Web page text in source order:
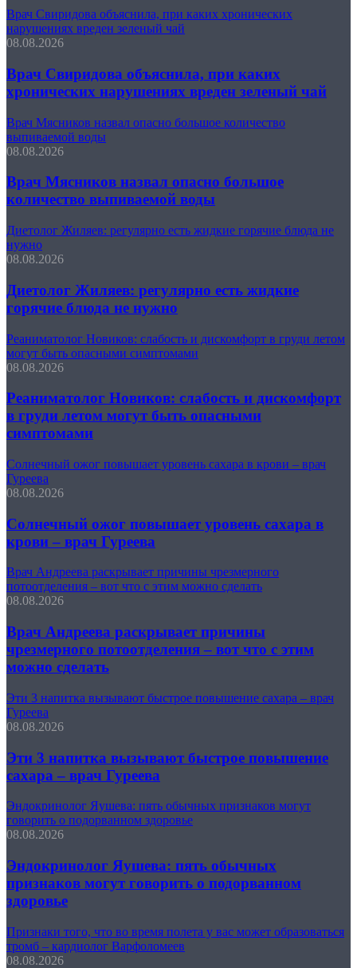
Врач Свиридова объяснила, при каких хронических
нарушениях вреден зеленый чай
08.08.2026
Врач Свиридова объяснила, при каких
хронических нарушениях вреден зеленый чай
Врач Мясников назвал опасно большое количество
выпиваемой воды
08.08.2026
Врач Мясников назвал опасно большое
количество выпиваемой воды
Диетолог Жиляев: регулярно есть жидкие горячие блюда не
нужно
08.08.2026
Диетолог Жиляев: регулярно есть жидкие
горячие блюда не нужно
Реаниматолог Новиков: слабость и дискомфорт в груди летом
могут быть опасными симптомами
08.08.2026
Реаниматолог Новиков: слабость и дискомфорт
в груди летом могут быть опасными
симптомами
Солнечный ожог повышает уровень сахара в крови – врач
Гуреева
08.08.2026
Солнечный ожог повышает уровень сахара в
крови – врач Гуреева
Врач Андреева раскрывает причины чрезмерного
потоотделения – вот что с этим можно сделать
08.08.2026
Врач Андреева раскрывает причины
чрезмерного потоотделения – вот что с этим
можно сделать
Эти 3 напитка вызывают быстрое повышение сахара – врач
Гуреева
08.08.2026
Эти 3 напитка вызывают быстрое повышение
сахара – врач Гуреева
Эндокринолог Яушева: пять обычных признаков могут
говорить о подорванном здоровье
08.08.2026
Эндокринолог Яушева: пять обычных
признаков могут говорить о подорванном
здоровье
Признаки того, что во время полета у вас может образоваться
тромб – кардиолог Варфоломеев
08.08.2026